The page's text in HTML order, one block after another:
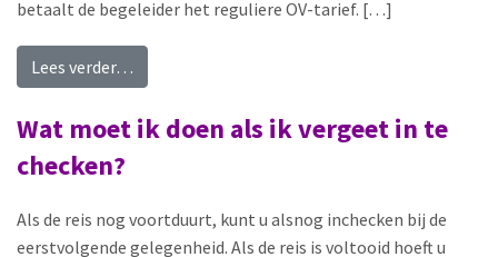
betaalt de begeleider het reguliere OV-tarief. […]
Lees verder…
Wat moet ik doen als ik vergeet in te
checken?
Als de reis nog voortduurt, kunt u alsnog inchecken bij de
eerstvolgende gelegenheid. Als de reis is voltooid hoeft u